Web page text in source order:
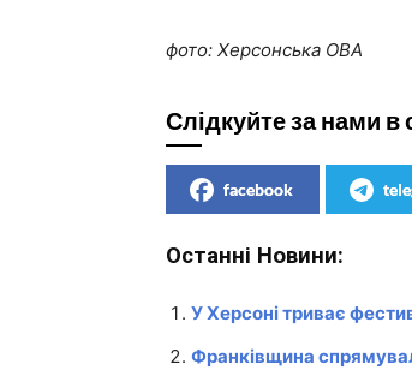
фото: Херсонська ОВА
Слідкуйте за нами
facebook
Останні Новини:
У Херсоні триває
Франківщина